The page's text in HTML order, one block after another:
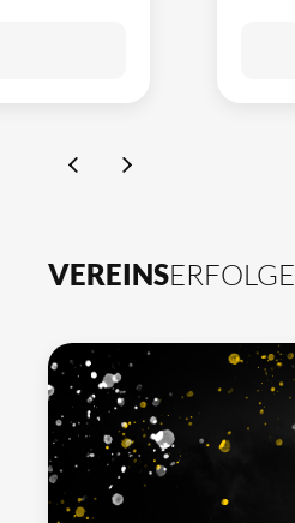
VEREINSERFOLGE